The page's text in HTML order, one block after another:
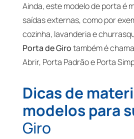
Ainda, este modelo de porta é
saídas externas, como por
cozinha, lavanderia e
Porta de Girotambém é
Abrir, Porta Padrão e Porta
Dicas de
modelos para
Giro